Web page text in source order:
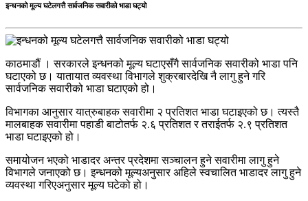
इन्धनको मूल्य घटेलगत्तै सार्वजनिक सवारीको भाडा घट्यो
काठमाडौं । सरकारले इन्धनको मूल्य घटाएसँगै सार्वजनिक सवारीको भाडा पनि
घटाएको छ। यातायात व्यवस्था विभागले शुक्रबारदेखि नै लागु हुने गरि
सार्वजनिक सवारीको भाडा घटाएको हो।
विभागका आनुसार यात्रुबाहक सवारीमा २ प्रतिशत भाडा घटाइएको छ। त्यस्तै
मालबाहक सवारीमा पहाडी बाटोतर्फ २.६ प्रतिशत र तराईतर्फ २.९ प्रतिशत
भाडा घटाइएको हो।
समायोजन भएको भाडादर अन्तर प्रदेशमा सञ्चालन हुने सवारीमा लागु हुने
विभागले जनाएको छ। इन्धनको मूल्यअनुसार अहिले स्वचालित भाडादर लागु हुने
व्यवस्था गरिएअनुसार मूल्य घटेको हो।